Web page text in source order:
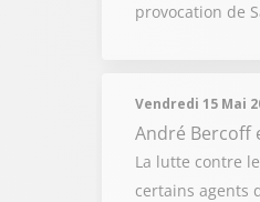
provocation de
Vendredi 15 Mai
André Bercoff
La lutte contre
certains agents